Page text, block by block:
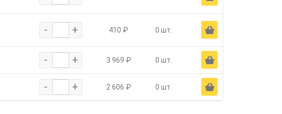
- + 410 ₽ 0 шт. Ä
- + 3 969 ₽ 0 шт. Ä
- + 2 606 ₽ 0 шт. Ä